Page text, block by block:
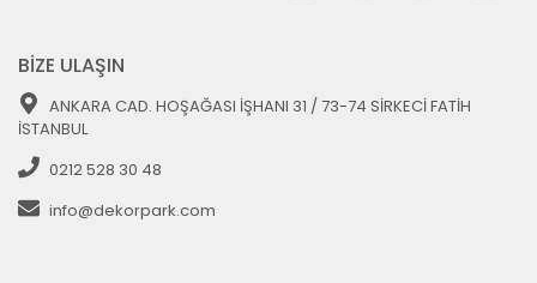
BİZE ULAŞIN
ANKARA CAD. HOŞAĞASI İŞHANI 31 / 73-74 SİRKECİ FATİH
İSTANBUL
0212 528 30 48
info@dekorpark.com